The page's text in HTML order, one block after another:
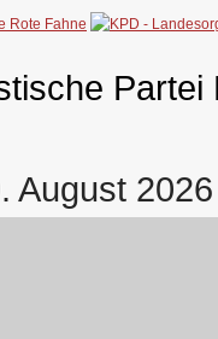
Partei
August 2026